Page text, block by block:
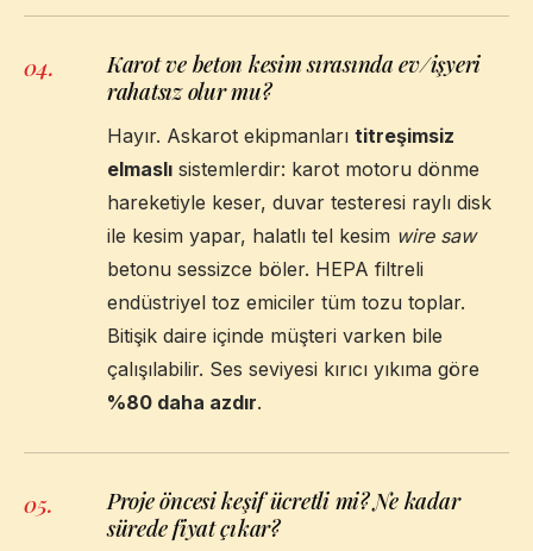
04.
Karot ve beton kesim sırasında ev/işyeri
rahatsız olur mu?
Hayır. Askarot ekipmanları titreşimsiz
elmaslı sistemlerdir: karot motoru dönme
hareketiyle keser, duvar testeresi raylı disk
ile kesim yapar, halatlı tel kesim wire saw
betonu sessizce böler. HEPA filtreli
endüstriyel toz emiciler tüm tozu toplar.
Bitişik daire içinde müşteri varken bile
çalışılabilir. Ses seviyesi kırıcı yıkıma göre
%80 daha azdır.
05.
Proje öncesi keşif ücretli mi? Ne kadar
sürede fiyat çıkar?